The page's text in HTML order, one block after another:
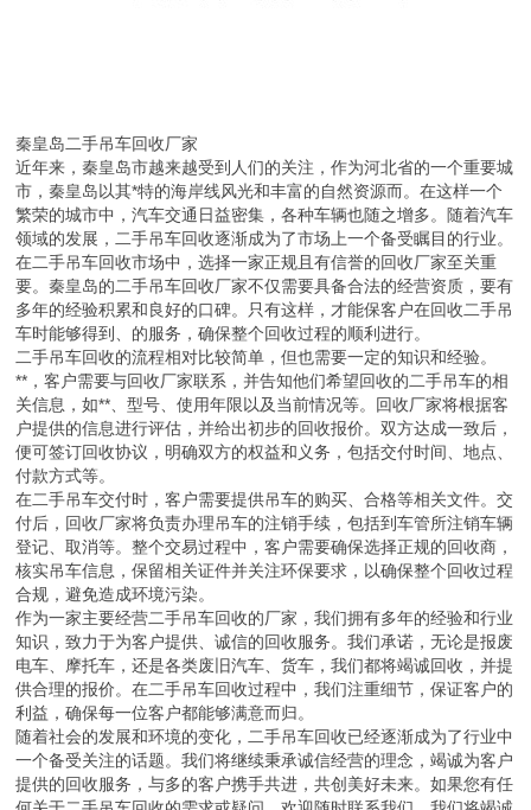
秦皇岛二手吊车回收厂家
近年来，秦皇岛市越来越受到人们的关注，作为河北省的一个重要城
市，秦皇岛以其*特的海岸线风光和丰富的自然资源而。在这样一个
繁荣的城市中，汽车交通日益密集，各种车辆也随之增多。随着汽车
领域的发展，二手吊车回收逐渐成为了市场上一个备受瞩目的行业。
在二手吊车回收市场中，选择一家正规且有信誉的回收厂家至关重
要。秦皇岛的二手吊车回收厂家不仅需要具备合法的经营资质，要有
多年的经验积累和良好的口碑。只有这样，才能保客户在回收二手吊
车时能够得到、的服务，确保整个回收过程的顺利进行。
二手吊车回收的流程相对比较简单，但也需要一定的知识和经验。
**，客户需要与回收厂家联系，并告知他们希望回收的二手吊车的相
关信息，如**、型号、使用年限以及当前情况等。回收厂家将根据客
户提供的信息进行评估，并给出初步的回收报价。双方达成一致后，
便可签订回收协议，明确双方的权益和义务，包括交付时间、地点、
付款方式等。
在二手吊车交付时，客户需要提供吊车的购买、合格等相关文件。交
付后，回收厂家将负责办理吊车的注销手续，包括到车管所注销车辆
登记、取消等。整个交易过程中，客户需要确保选择正规的回收商，
核实吊车信息，保留相关证件并关注环保要求，以确保整个回收过程
合规，避免造成环境污染。
作为一家主要经营二手吊车回收的厂家，我们拥有多年的经验和行业
知识，致力于为客户提供、诚信的回收服务。我们承诺，无论是报废
电车、摩托车，还是各类废旧汽车、货车，我们都将竭诚回收，并提
供合理的报价。在二手吊车回收过程中，我们注重细节，保证客户的
利益，确保每一位客户都能够满意而归。
随着社会的发展和环境的变化，二手吊车回收已经逐渐成为了行业中
一个备受关注的话题。我们将继续秉承诚信经营的理念，竭诚为客户
提供的回收服务，与多的客户携手共进，共创美好未来。如果您有任